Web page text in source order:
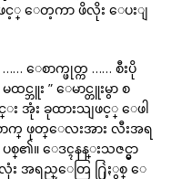
င့္ ေတ့ကာ ဖိလိုး ေပးျ
ေစာက္ဖုတ္က …… စီးပို
ဘူး ” ေမာင္တူးမွာ စ
အုံး ခုထားသျဖင့္ ေဖါ
က္ ဖုတ္ေလးအား လီးအရ
၏။ ေဒၚနန္းသဇင္မွာ
လုံး အရည္ေတြ ႐ြဲႏွစ္ ေ